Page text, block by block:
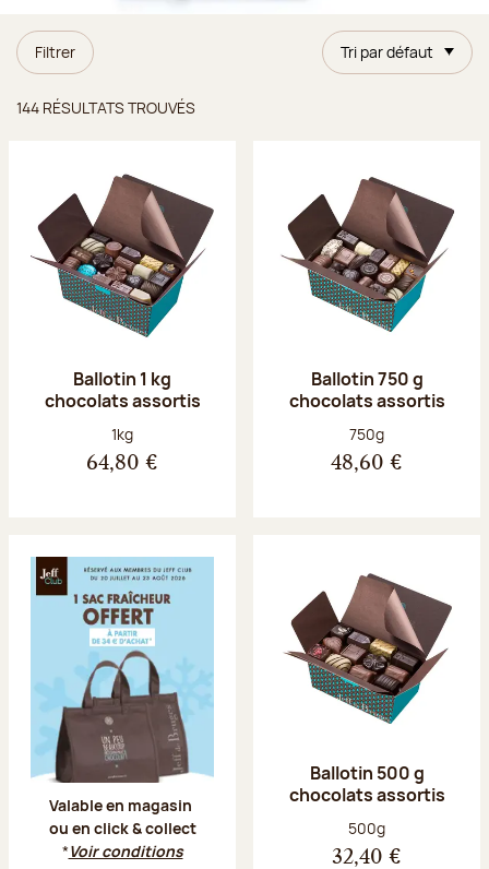
Filtrer Tri par défaut
144 RÉSULTATS TROUVÉS
Ballotin 1 kg
chocolats assortis
Poids net :
1kg
64,80 €
Ballotin 750 g
chocolats assortis
Poids net :
750g
48,60 €
Valable en magasin
ou en click & collect
*Voir conditions
Ballotin 500 g
chocolats assortis
Poids net :
500g
32,40 €